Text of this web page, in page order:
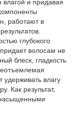
и придавая
работают в
глубокого
волосам не
блеск, гладкость
влагу
Как результат,
насыщенными